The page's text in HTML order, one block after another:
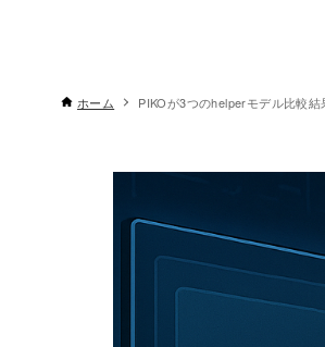
ホーム PIKOが3つのhelperモデル比較結